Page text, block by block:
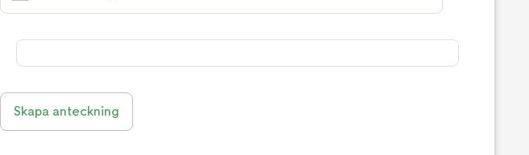
Skapa anteckning